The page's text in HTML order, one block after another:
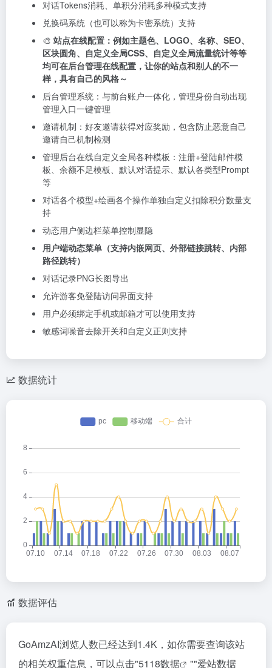
对话Tokens消耗、单积分消耗多种模式支持
兑换码系统（也可以称为卡密系统）支持
🎨 站点在线配置：例如主题色、LOGO、名称、SEO、
区块圆角、自定义全局CSS、自定义全局流量统计等等
均可在后台管理在线配置，让你的站点和别人的不一
样，具有自己的风格～
后台管理系统：与前台账户一体化，管理身份自动出现
管理入口一键管理
邀请机制：好友邀请获得对应奖励，包含防止恶意自己
邀请自己机制检测
管理后台在线自定义全局各种模板：注册+登陆邮件模
板、余额不足模板、默认对话提示、默认各类型Prompt
等
对话各个模型+绘画各个操作单独自定义扣除积分数量支
持
动态用户侧边栏菜单控制显隐
用户端动态菜单（支持内嵌网页、外部链接跳转、内部
路径跳转）
对话记录PNG长图导出
允许游客免登陆访问界面支持
用户必须绑定手机或邮箱才可以使用支持
敏感词噪音去除开关和自定义正则支持
数据统计
数据评估
GoAmzAI浏览人数已经达到1.4K，如你需要查询该站
的相关权重信息，可以点击"5118数据 ""爱站数据